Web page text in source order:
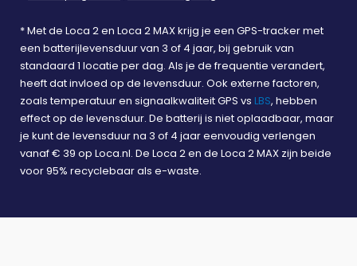
* Met de Loca 2 en Loca 2 MAX krijg je een GPS-tracker met
een batterijlevensduur van 3 of 4 jaar, bij gebruik van
standaard 1 locatie per dag. Als je de frequentie verandert,
heeft dat invloed op de levensduur. Ook externe factoren,
zoals temperatuur en signaalkwaliteit GPS vs LBS, hebben
effect op de levensduur. De batterij is niet oplaadbaar, maar
je kunt de levensduur na 3 of 4 jaar eenvoudig verlengen
vanaf € 39 op Loca.nl. De Loca 2 en de Loca 2 MAX zijn beide
voor 95% recyclebaar als e-waste.